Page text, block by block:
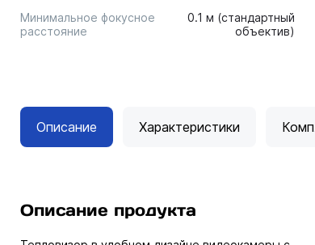
Минимальное фокусное
расстояние
0.1 м (стандартный
объектив)
Описание Характеристики
Описание продукта